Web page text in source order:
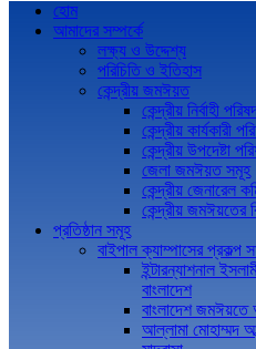
হোম
আমাদের সম্পর্কে
লক্ষ্য ও উদ্দেশ্য
পরিচিতি ও ইতিহাস
কেন্দ্রীয় জমঈয়ত
কেন্দ্রীয় নির্বাহী
কেন্দ্রীয় কার্যকারী
কেন্দ্রীয় উপদেষ্টা
জেলা জমঈয়ত সমূহ
কেন্দ্রীয় জেনারেল
কেন্দ্রীয় জমঈয়তের
প্রতিষ্ঠান সমূহ
বাইপাল ক্যাম্পাসের প্রকল্প
ইন্টারন্যাশনাল
বাংলাদেশ
বাংলাদেশ জমঈয়তে
আল্লামা মোহাম্মদ